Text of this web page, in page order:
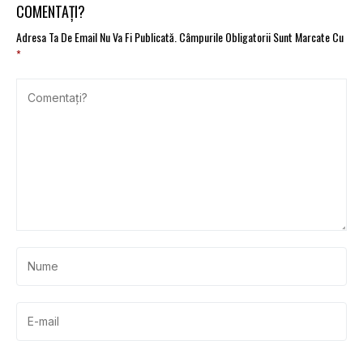
COMENTAȚI?
Adresa Ta De Email Nu Va Fi Publicată.Câmpurile Obligatorii Sunt Marcate Cu
*